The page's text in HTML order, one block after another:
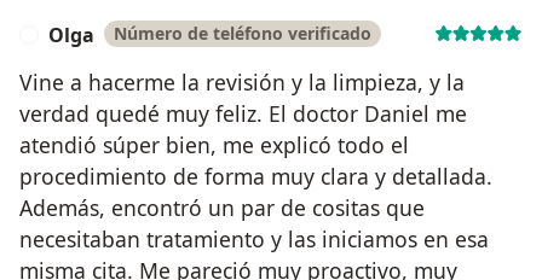
Olga Número de teléfono verificado
Vine a hacerme la revisión y la limpieza, y la
verdad quedé muy feliz. El doctor Daniel me
atendió súper bien, me explicó todo el
procedimiento de forma muy clara y detallada.
Además, encontró un par de cositas que
necesitaban tratamiento y las iniciamos en esa
misma cita. Me pareció muy proactivo, muy